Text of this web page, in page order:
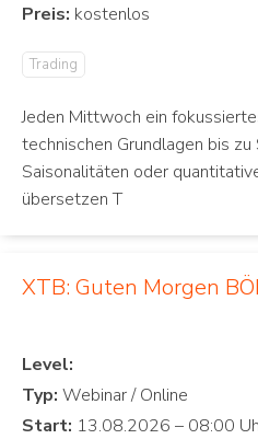
Preis:
Trading
Jeden Mittwoch ein
technischen Grundlagen bis
Saisonalitäten oder
übersetzen T
XTB: Guten Morgen
Level:
Typ:
Start: